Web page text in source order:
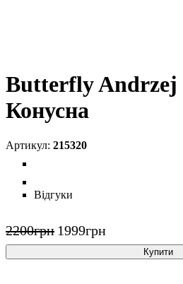
Butterfly
Конусна
215320
Відгуки
2200грн 1999грн
Купити